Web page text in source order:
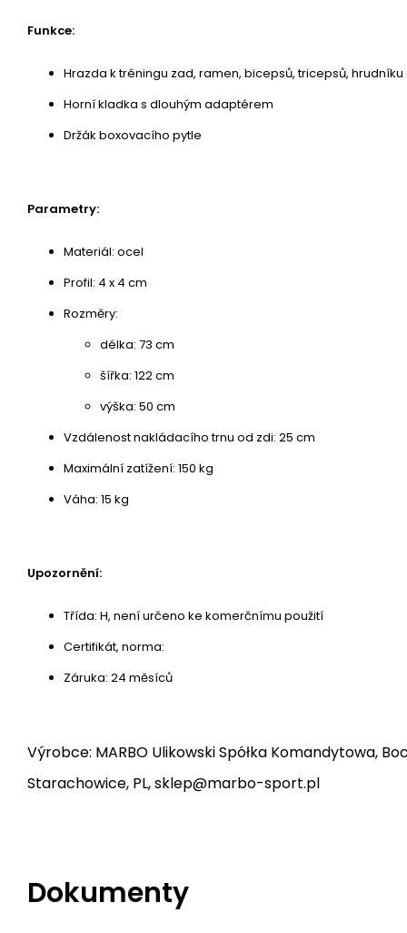
Funkce:
Hrazda k tréningu zad, ramen, bicepsů, tricepsů,
Horní kladka s dlouhým adaptérem
Držák boxovacího pytle
Parametry:
Materiál: ocel
Profil: 4 x 4 cm
Rozměry:
délka: 73 cm
šířka: 122 cm
výška: 50 cm
Vzdálenost nakládacího trnu od zdi: 25 cm
Maximální zatížení: 150 kg
Váha: 15 kg
Upozornění:
Třída: H, není určeno ke komerčnímu použití
Certifikát, norma:
Záruka: 24 měsíců
Výrobce: MARBO Ulikowski Spółka Komandytowa,
Starachowice, PL, sklep@marbo-sport.pl
Dokumenty